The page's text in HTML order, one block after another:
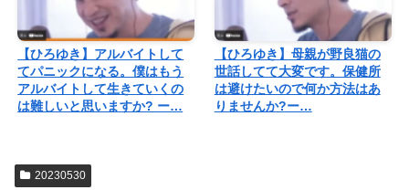
【ひろゆき】アルバイトして
てパニックになる。僕はもう
アルバイトして生きていくの
は難しいと思いますか? ー…
【ひろゆき】母親が野良猫の
世話してて大変です。保健所
は避けたいので何か方法はあ
りませんか?ー…
20230530